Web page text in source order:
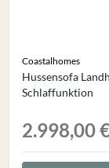
Coastalhomes
Hussensofa
Schlaffunktion
2.998,00